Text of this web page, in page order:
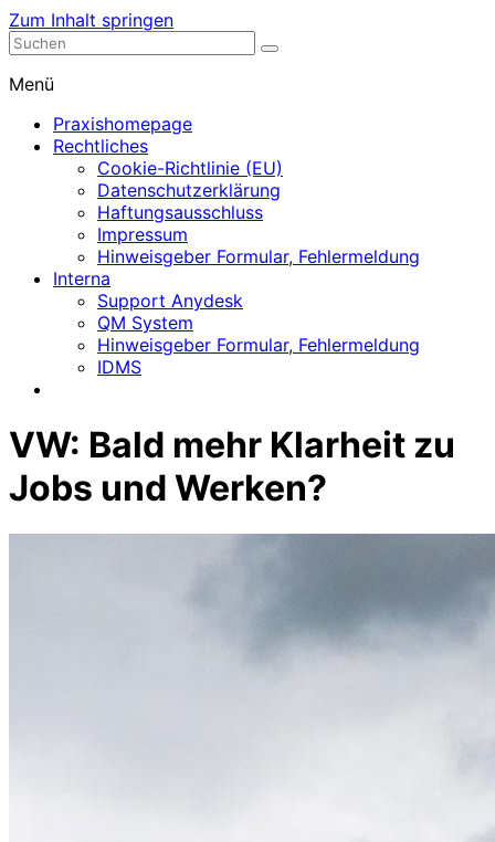
Zum Inhalt springen
Nephrologische Praxis mit Dialyse
Menü
Praxishomepage
Rechtliches
Cookie-Richtlinie (EU)
Datenschutzerklärung
Haftungsausschluss
Impressum
Hinweisgeber Formular, Fehlermeldung
Interna
Support Anydesk
QM System
Hinweisgeber Formular, Fehlermeldung
IDMS
VW: Bald mehr Klarheit zu
Jobs und Werken?